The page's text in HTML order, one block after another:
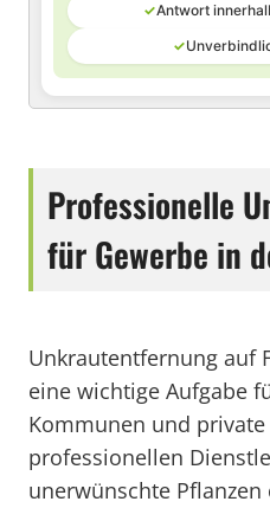
✓Antwort
✓
Professionelle
für Gewerbe in
Unkrautentfernung auf
eine wichtige Aufgabe
Kommunen und
professionellen
unerwünschte